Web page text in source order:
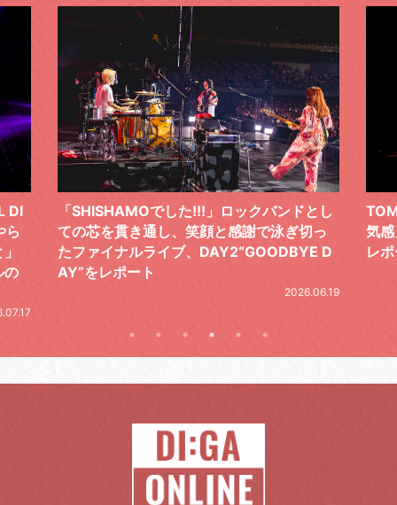
ンドとし
泳ぎ切っ
D
TOMOO、３台の鍵盤で「6月から7月の空
気感」を鮮やかに描いた、FC限定ライブを
レポート